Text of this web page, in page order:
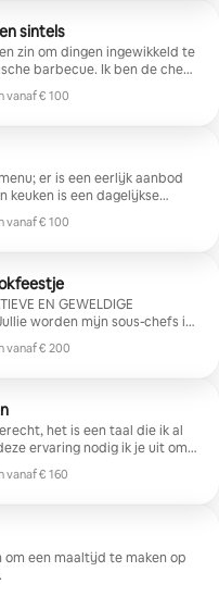
met gebakken eieren en
sintels
zin om dingen ingewikkeld te
barbecue. Ik ben de chef-
van je feest het evenement
breng de "Kaos" en mijn
een niveau van umami dat je
Als je op zoek bent
met een vleugje wildheid,
toost?
vanaf € 100
er is een eerlijk aanbod
keuken is een dagelijkse
Als je mijn tafel kiest, geef je
met een exclusieve
de natuur. Het is een
van sushi door de ogen van
zonder haast en in totale
vanaf € 100
EN GEWELDIGE
Jullie worden mijn sous-chefs in
gardistische, regelloze
wilde
gelach. Ik neem de beste
Klaar om van te genieten!
vanaf € 200
het is een taal die ik al
ervaring nodig ik je uit om
on the sand', binnen te
waarin lokale producten
zullen samen een rijst
van dichtbij zien, stap
rust die het vuur vereist,
en de smaken van ons land.
vanaf € 160
om een maaltijd te maken op